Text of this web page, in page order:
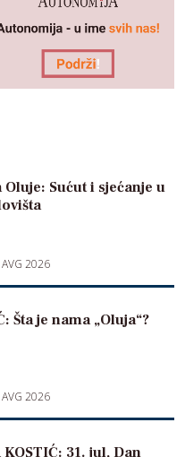
Sućut i sjećanje u
2026
Šta je nama „Oluja“?
2026
KOSTIĆ: 31. jul, Dan